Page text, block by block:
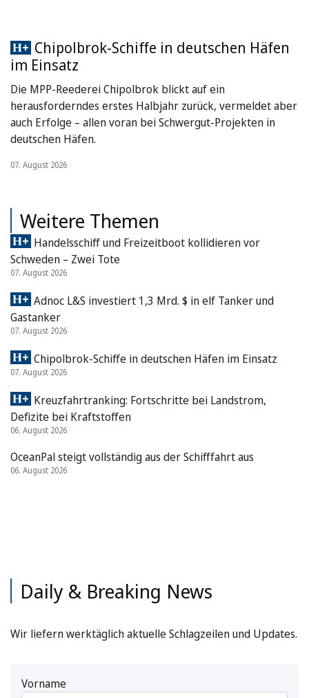
Chipolbrok-Schiffe in deutschen Häfen
im Einsatz
Die MPP-Reederei Chipolbrok blickt auf ein
herausforderndes erstes Halbjahr zurück, vermeldet aber
auch Erfolge – allen voran bei Schwergut-Projekten in
deutschen Häfen.
07. August 2026
Weitere Themen
Handelsschiff und Freizeitboot kollidieren vor
Schweden – Zwei Tote
07. August 2026
Adnoc L&S investiert 1,3 Mrd. $ in elf Tanker und
Gastanker
07. August 2026
Chipolbrok-Schiffe in deutschen Häfen im Einsatz
07. August 2026
Kreuzfahrtranking: Fortschritte bei Landstrom,
Defizite bei Kraftstoffen
06. August 2026
OceanPal steigt vollständig aus der Schifffahrt aus
06. August 2026
Daily & Breaking News
Wir liefern werktäglich aktuelle Schlagzeilen und Updates.
Vorname